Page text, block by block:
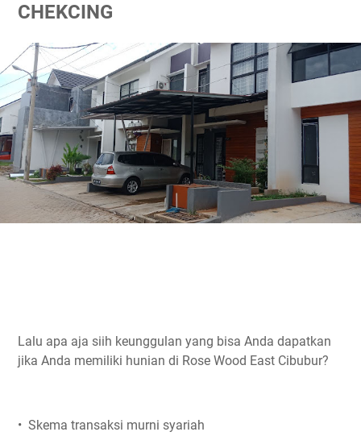
CHEKCING
Lalu apa aja siih keunggulan yang bisa Anda dapatkan
jika Anda memiliki hunian di Rose Wood East Cibubur?
• Skema transaksi murni syariah